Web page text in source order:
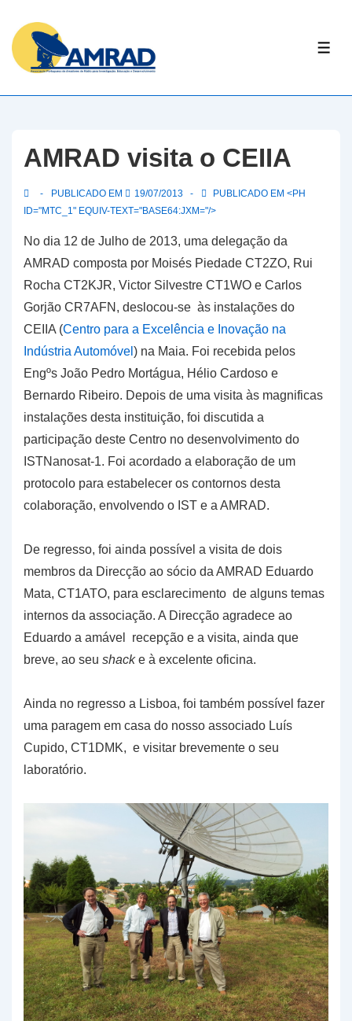
Skip
Content
AMRAD visita o CEIIA
PUBLICADO EM 19/07/2013
PUBLICADO EM <PH
ID="MTC_1" EQUIV-TEXT="BASE64:JXM="/>
No dia 12 de Julho de 2013, uma delegação da
AMRAD composta por Moisés Piedade CT2ZO, Rui
Rocha CT2KJR, Victor Silvestre CT1WO e Carlos
Gorjão CR7AFN, deslocou-se às instalações do
CEIIA (Centro para a Excelência e Inovação na
Indústria Automóvel ) na Maia. Foi recebida pelos
Engºs João Pedro Mortágua, Hélio Cardoso e
Bernardo Ribeiro. Depois de uma visita às magnificas
instalações desta instituição, foi discutida a
participação deste Centro no desenvolvimento do
ISTNanosat-1. Foi acordado a elaboração de um
protocolo para estabelecer os contornos desta
colaboração, envolvendo o IST e a AMRAD.
De regresso, foi ainda possível a visita de dois
membros da Direcção ao sócio da AMRAD Eduardo
Mata, CT1ATO, para esclarecimento de alguns temas
internos da associação. A Direcção agradece ao
Eduardo a amável recepção e a visita, ainda que
breve, ao seu shacke à excelente oficina.
Ainda no regresso a Lisboa, foi também possível fazer
uma paragem em casa do nosso associado Luís
Cupido, CT1DMK, e visitar brevemente o seu
laboratório.